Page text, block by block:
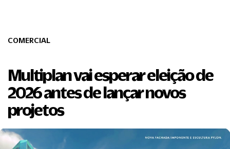
COMERCIAL
Multiplan vai esperar eleição de
2026 antes de lançar novos
projetos